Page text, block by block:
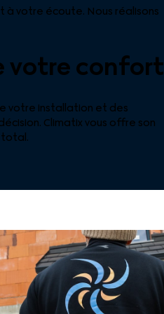
à votre écoute. Nous réalisons
votre confort
votre installation et des
Climatix vous offre son
total.